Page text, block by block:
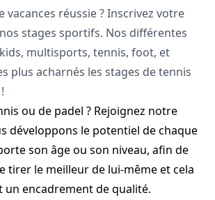
vacances réussie ? Inscrivez votre
stages sportifs. Nos différentes
multisports, tennis, foot, et
plus acharnés les stages de tennis
ou de padel ? Rejoignez notre
développons le potentiel de chaque
son âge ou son niveau, afin de
tirer le meilleur de lui-même et cela
un encadrement de qualité.